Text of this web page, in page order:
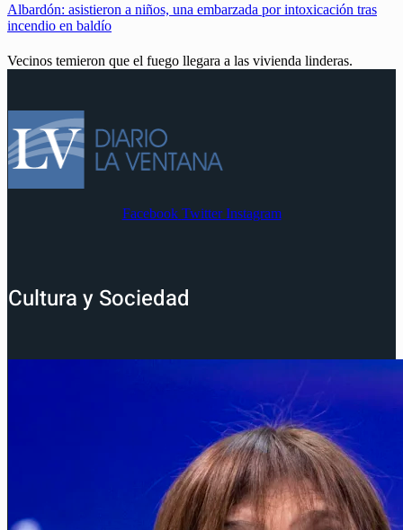
Albardón: asistieron a niños, una embarzada por intoxicación tras
incendio en baldío
Vecinos temieron que el fuego llegara a las vivienda linderas.
Facebook Twitter Instagram
Cultura y Sociedad